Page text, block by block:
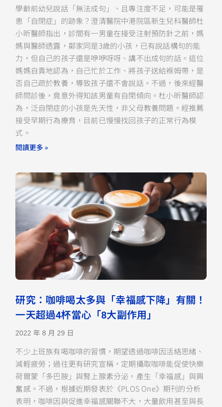
學齡前幼兒說話「無法成句」、且專注度不足，可能是罹
患「自閉症」的跡象？澄清醫院中港院區新生兒科醫師杜
小昕醫師指出，診間有一男童在接受注射預防針之前，媽
媽與醫師透露，鄰家同是3歲的小孩，已有說話構句的能
力，但自己的孩子還是咿咿呀呀、講不出成句的話。這位
媽媽自責地認為，自己忙於工作、將孩子送給褓姆帶，是
否自己疏於教養，導致孩子還不會說話。不過，後來經醫
師問診後，竟意外得知該男童有自閉傾向。杜小昕醫師認
為，泛自閉症的小孩是先天性，非父母教養問題。經推薦
接受早期行為療育，目前已慢慢找回孩子的正常行為模
式。
閱讀更多 »
研究：咖啡喝太多與「幸福感下降」有關！
一天超過4杯當心「8大副作用」
2022 年 8 月 29 日
不少上班族有喝咖啡的習慣，期望透過咖啡因活絡思緒、
減輕疲勞；過往更有研究宣稱，定期攝取咖啡能促使快樂
荷爾蒙「多巴胺」與腎上腺素分泌，產生「幸福感」與興
奮感。不過，根據近期發表於《PLOS One》期刊的分析
表明，咖啡因與促進幸福感關聯不大，大量飲用甚至與長